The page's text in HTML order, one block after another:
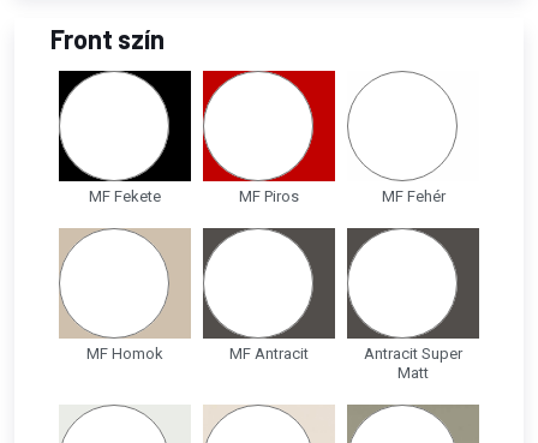
Front szín
MF Fekete MF Piros MF Fehér
MF Homok MF Antracit
Antracit Super
Matt